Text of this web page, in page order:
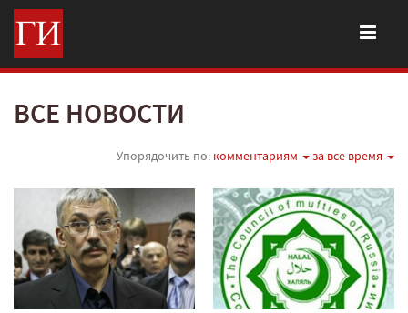
ВСЕ НОВОСТИ
Упорядочить по: комментариям за все время